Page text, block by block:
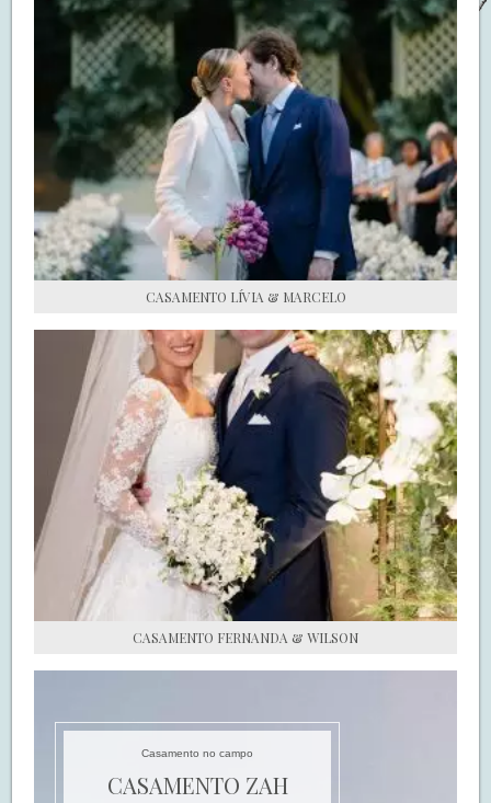
WILL YOU MARRY ME?
LUA DE MEL
COZINHA
DECORAÇÃO
DE NOIVA PRA NOIVA
S.O.S CASADAS
FALE COM O SAY I DO
CASAMENTO LÍVIA & MARCELO
CASAMENTO FERNANDA & WILSON
Casamento no campo
CASAMENTO ZAH